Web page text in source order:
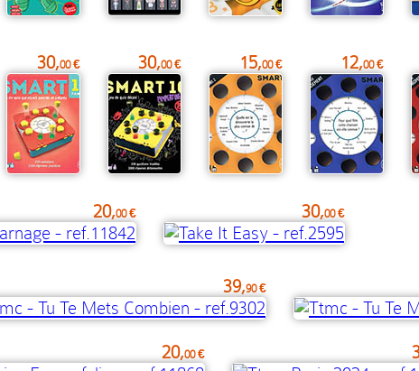
30,00 € 30,00 € 15,00 € 12,00 €
20,00 € 30,00 €
39,90 €
20,00 €